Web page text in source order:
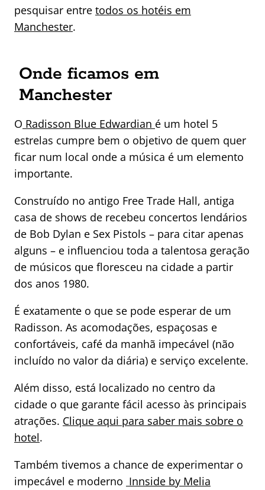
pesquisar entre todos os hotéis em
Manchester.
Onde ficamos em
Manchester
O Radisson Blue Edwardian é um hotel 5
estrelas cumpre bem o objetivo de quem quer
ficar num local onde a música é um elemento
importante.
Construído no antigo Free Trade Hall, antiga
casa de shows de recebeu concertos lendários
de Bob Dylan e Sex Pistols – para citar apenas
alguns – e influenciou toda a talentosa geração
de músicos que floresceu na cidade a partir
dos anos 1980.
É exatamente o que se pode esperar de um
Radisson. As acomodações, espaçosas e
confortáveis, café da manhã impecável (não
incluído no valor da diária) e serviço excelente.
Além disso, está localizado no centro da
cidade o que garante fácil acesso às principais
atrações. Clique aqui para saber mais sobre o
hotel.
Também tivemos a chance de experimentar o
impecável e moderno Innside by Melia